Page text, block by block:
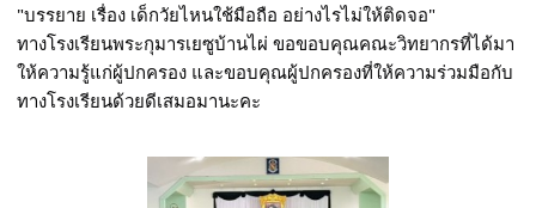
"บรรยาย เรื่อง เด็กวัยไหนใช้มือถือ อย่างไรไม่ให้ติดจอ"
ทางโรงเรียนพระกุมารเยซูบ้านไผ่ ขอขอบคุณคณะวิทยากรที่ได้มา
ให้ความรู้แก่ผู้ปกครอง และขอบคุณผู้ปกครองที่ให้ความร่วมมือกับ
ทางโรงเรียนด้วยดีเสมอมานะคะ